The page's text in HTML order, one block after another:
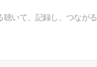
聴いて、記録し、つながる